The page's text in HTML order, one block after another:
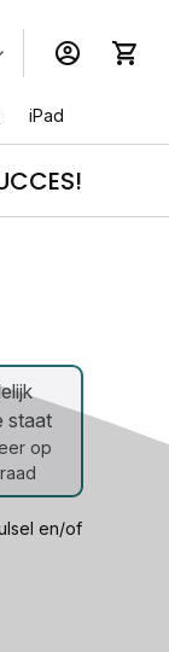
iPad
staat
op
en/of